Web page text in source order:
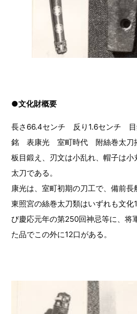
●文化財概要
長さ66.4センチ 反り1.6センチ 目
銘 表康光 室町時代 附絲巻太刀
板目鍛え、刃文は小乱れ、帽子は
太刀である。
康光は、室町初期の刀工で、備前長
東照宮の絲巻太刀類はいずれも文
び慶応元年の第250回神忌等に、将
た品でこの外に12口がある。